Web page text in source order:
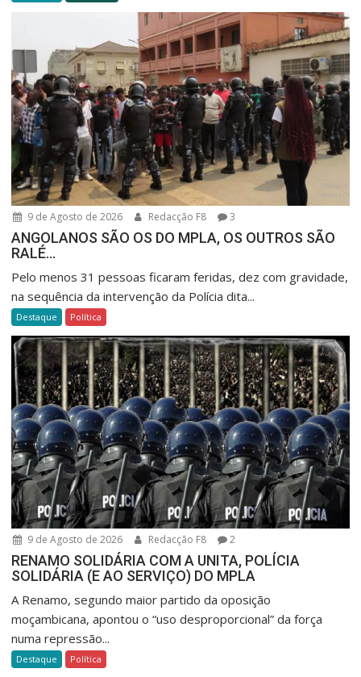
9 de Agosto de 2026 Redacção F8 3
ANGOLANOS SÃO OS DO MPLA, OS OUTROS SÃO
RALÉ…
Pelo menos 31 pessoas ficaram feridas, dez com gravidade,
na sequência da intervenção da Polícia dita...
Destaque Política
9 de Agosto de 2026 Redacção F8 2
RENAMO SOLIDÁRIA COM A UNITA, POLÍCIA
SOLIDÁRIA (E AO SERVIÇO) DO MPLA
A Renamo, segundo maior partido da oposição
moçambicana, apontou o “uso desproporcional” da força
numa repressão...
Destaque Política